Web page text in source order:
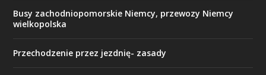
Busy zachodniopomorskie Niemcy, przewozy Niemcy
wielkopolska
Przechodzenie przez jezdnię- zasady